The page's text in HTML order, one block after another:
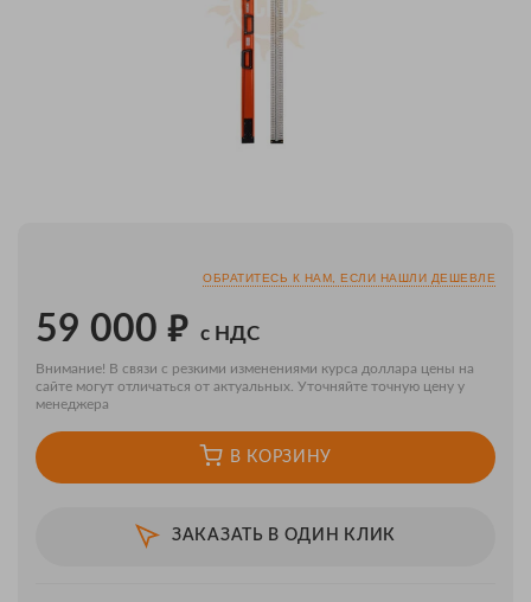
ОБРАТИТЕСЬ К НАМ, ЕСЛИ НАШЛИ ДЕШЕВЛЕ
59 000 ₽ с НДС
Внимание! В связи с резкими изменениями курса доллара цены на
сайте могут отличаться от актуальных. Уточняйте точную цену у
менеджера
В КОРЗИНУ
ЗАКАЗАТЬ В ОДИН КЛИК